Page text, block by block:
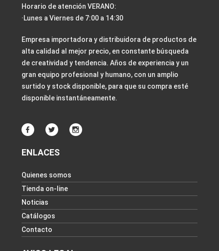
Horario de atención VERANO:
·Lunes a Viernes de 7:00 a 14:30
Empresa importadora y distribuidora de productos de
alta calidad al mejor precio, en constante búsqueda
de creatividad y tendencia. Años de experiencia y un
gran equipo profesional y humano, con un amplio
surtido y stock disponible, para que su compra esté
disponible instantáneamente.
ENLACES
Quienes somos
Tienda on-line
Noticias
Catálogos
Contacto